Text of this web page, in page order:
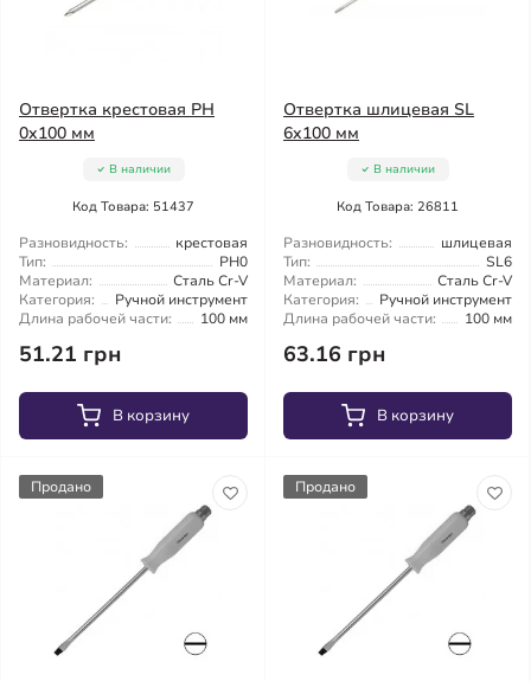
Отвертка крестовая PH
0x100 мм
В наличии
Код Товара: 51437
Разновидность:
крестовая
Тип:
PH0
Материал:
Сталь Cr-V
Категория:
Ручной инструмент
Длина рабочей части:
100 мм
51.21 грн
В корзину
Отвертка шлицевая SL
6x100 мм
В наличии
Код Товара: 26811
Разновидность:
шлицевая
Тип:
SL6
Материал:
Сталь Cr-V
Категория:
Ручной инструмент
Длина рабочей части:
100 мм
63.16 грн
В корзину
Продано Продано